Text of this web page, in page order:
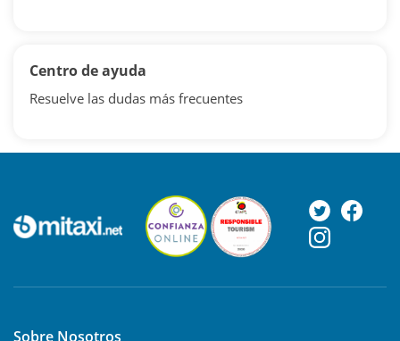
Centro de ayuda
Resuelve las dudas más frecuentes
Sobre Nosotros